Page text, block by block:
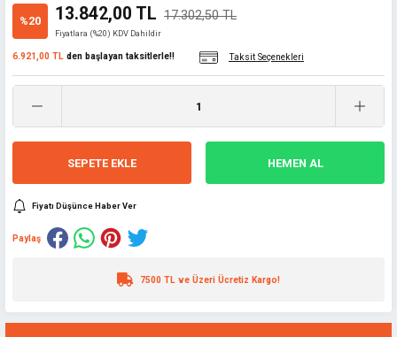
%20 13.842,00 TL 17.302,50 TL
Fiyatlara (%20) KDV Dahildir
6.921,00 TL den başlayan taksitlerle!! Taksit Seçenekleri
SEPETE EKLE HEMEN AL
Fiyatı Düşünce Haber Ver
Paylaş
7500 TL ve Üzeri Ücretiz Kargo!